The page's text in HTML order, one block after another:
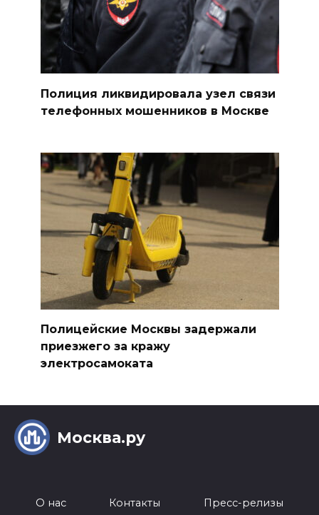
Полиция ликвидировала узел связи
телефонных мошенников в Москве
Полицейские Москвы задержали
приезжего за кражу
электросамоката
Москва.ру
О нас Контакты Пресс-релизы